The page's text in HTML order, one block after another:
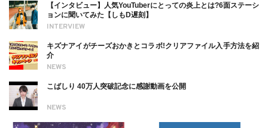
INTERVIEW
【インタビュー】人気YouTuberにとっての炎上とは?6面ステーシ
ョンに聞いてみた【しもD遅刻】
NEWS
キズナアイがチーズおかきとコラボ!クリアファイル入手方法を紹
介
NEWS
こばしり 40万人突破記念に感謝動画を公開